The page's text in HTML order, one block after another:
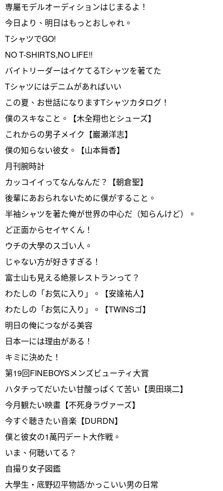
専屬モデルオーディションはじまるよ！
今日より、明日はもっとおしゃれ。
TシャツでGO!
NO T-SHIRTS,NO LIFE!!
バイトリーダーはイケてるTシャツを著てた
Tシャツにはデニムがあればいい
この夏、お世話になりますTシャツカタログ！
僕のスキなこと。【木全翔也とシューズ】
これからの男子メイク【巖瀬洋志】
僕の知らない彼女。【山本舞香】
月刊腕時計
カッコイイってなんなんだ？【朝倉聖】
後輩にあおられないために僕がすること。
半袖シャツを著た俺が世界の中心だ（知らんけど）。
ど正面からセイヤくん！
ウチの大學のスゴい人。
じゃない方が好きすぎる！
富士山も見える絶景レストランって？
わたしの「お気に入り」。【安達祐人】
わたしの「お気に入り」。【TWINSゴ】
明日の俺につながる美容
日本一には理由がある！
キミに決めた！
第19回FINEBOYSメンズビューティ大賞
ハタチってだいたい甘酸っぱくて苦い【奧田瑛二】
今月観たい映畫【不死身ラヴァーズ】
今すぐ聴きたい音楽【DURDN】
僕と彼女の1萬円デート大作戦。
いま、何聴いてる？
自撮り女子図鑑
大學生・底野辺平物語/かっこいい男の日常